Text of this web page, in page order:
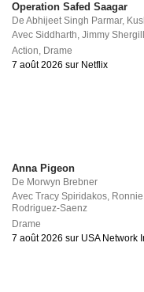
Operation Safed Saagar
DeAbhijeet Singh Parmar,
AvecSiddharth,Jimmy Shergill
Action, Drame
7 août 2026 sur Netflix
Anna Pigeon
De Morwyn Brebner
AvecTracy Spiridakos
Rodriguez-Saenz
Drame
7 août 2026 sur USA Network